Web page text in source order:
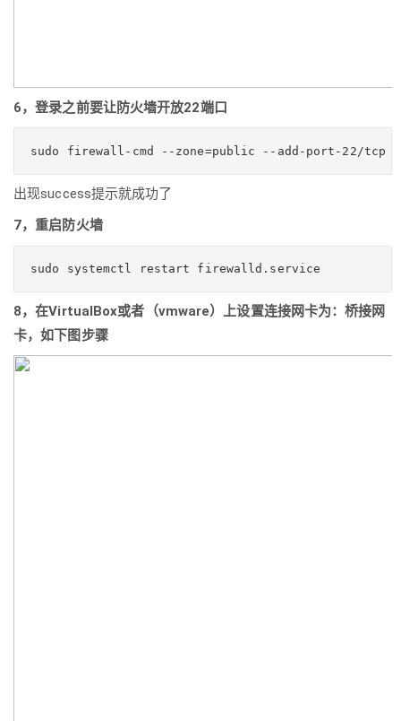
6，登录之前要让防火墙开放22端口
sudo firewall-cmd --zone=public --add-port-22/tcp --
出现success提示就成功了
7，重启防火墙
sudo systemctl restart firewalld.service
8，在VirtualBox或者（vmware）上设置连接网卡为：桥接网
卡，如下图步骤